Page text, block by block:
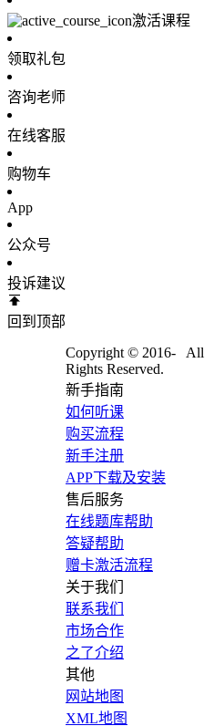
激活课程
领取礼包
咨询老师
在线客服
购物车
App
公众号
投诉建议
回到顶部
Copyright © 2016-
All
Rights Reserved.
新手指南
如何听课
购买流程
新手注册
APP下载及安装
售后服务
在线题库帮助
答疑帮助
赠卡激活流程
关于我们
联系我们
市场合作
之了介绍
其他
网站地图
XML地图